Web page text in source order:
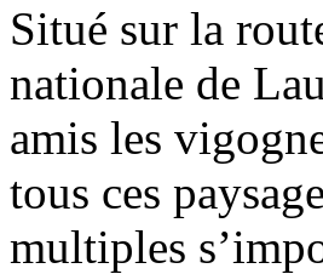
Situé sur la
nationale de
amis les
tous ces
multiples